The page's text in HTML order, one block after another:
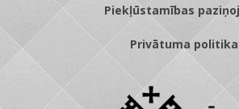
Piekļūstamības
Privātuma politika